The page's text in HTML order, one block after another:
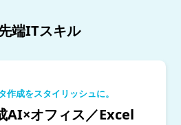
端ITスキル
作成をスタイリッシュに。
AI×オフィス／Excel